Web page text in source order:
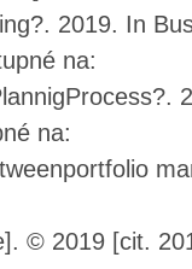
2019. In
na:
na:
© 2019 [cit.